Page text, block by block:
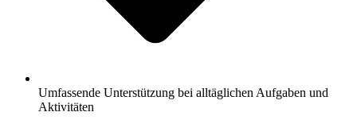
Umfassende Unterstützung bei alltäglichen Aufgaben und
Aktivitäten